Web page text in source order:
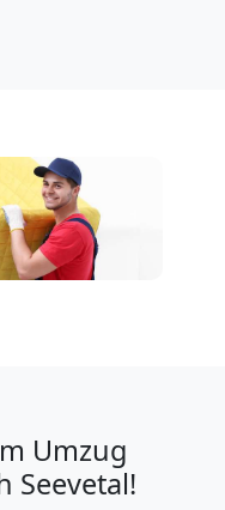
Umzug
Seevetal!